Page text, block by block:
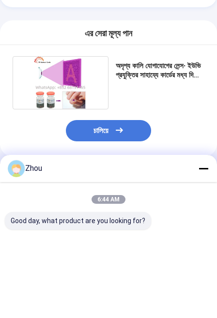
এর সেরা মূল্য পান
অদৃশ্য কালি যোগাযোগের লেন্স∙ ইউভি
প্রযুক্তির সাহায্যে কার্ডের মধ্য দিয়ে
চালিয়ে
প্রস্তাবিত পণ্য
Zhou
6:44 AM
Good day, what product are you looking for?